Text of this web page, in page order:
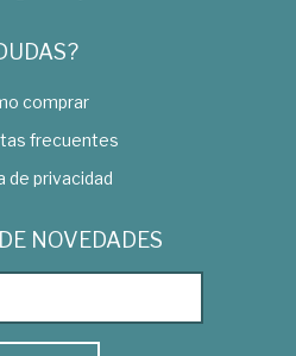
comprar
frecuentes
de privacidad
NOVEDADES